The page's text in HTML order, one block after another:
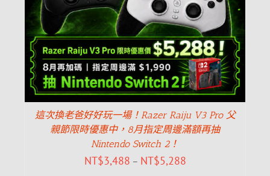
這次換老爸好好玩一場！Razer Raiju V3 Pro 父
親節限時優惠中，8月指定周邊滿額再抽
Nintendo Switch 2！
NT$3,488 – NT$5,288